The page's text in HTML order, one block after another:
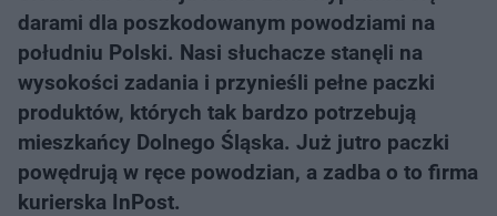
darami dla poszkodowanym powodziami na
południu Polski. Nasi słuchacze stanęli na
wysokości zadania i przynieśli pełne paczki
produktów, których tak bardzo potrzebują
mieszkańcy Dolnego Śląska. Już jutro paczki
powędrują w ręce powodzian, a zadba o to firma
kurierska InPost.